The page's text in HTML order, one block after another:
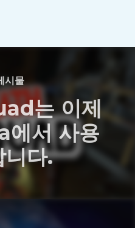
시물
는 이제
서 사용
니다.